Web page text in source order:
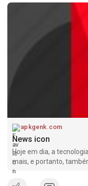
apkgenk.com
News icon
Hoje em dia, a
mais, e portanto,
pessoas se divertirem.
divertir atualmente é